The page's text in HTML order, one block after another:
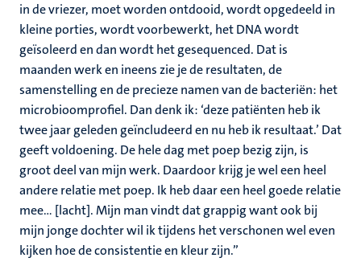
in de vriezer, moet worden ontdooid, wordt opgedeeld in
kleine porties, wordt voorbewerkt, het DNA wordt
geïsoleerd en dan wordt het gesequenced. Dat is
maanden werk en ineens zie je de resultaten, de
samenstelling en de precieze namen van de bacteriën: het
microbioomprofiel. Dan denk ik: ‘deze patiënten heb ik
twee jaar geleden geïncludeerd en nu heb ik resultaat.’ Dat
geeft voldoening. De hele dag met poep bezig zijn, is
groot deel van mijn werk. Daardoor krijg je wel een heel
andere relatie met poep. Ik heb daar een heel goede relatie
mee… [lacht]. Mijn man vindt dat grappig want ook bij
mijn jonge dochter wil ik tijdens het verschonen wel even
kijken hoe de consistentie en kleur zijn.”